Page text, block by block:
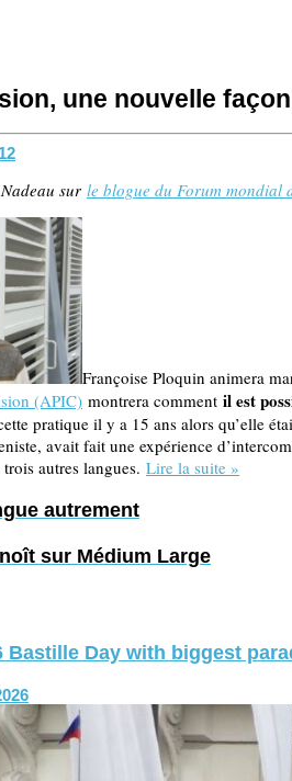
une nouvelle
sur le blogue du Forum mondial
Françoise Ploquin animera
(APIC) montrera comment il est
pratique il y a 15 ans alors qu’elle
avait fait une expérience
autres langues. Lire la suite »
autrement
sur Médium Large
Bastille Day with biggest